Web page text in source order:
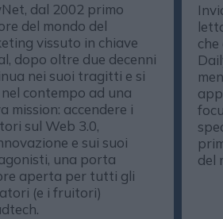
dal 2002 primo
del mondo del
vissuto in chiave
dopo oltre due decenni
nei suoi tragitti e si
contempo ad una
mission: accendere i
sul Web 3.0,
e sui suoi
una porta
aperta per tutti gli
(e i fruitori)
che
del